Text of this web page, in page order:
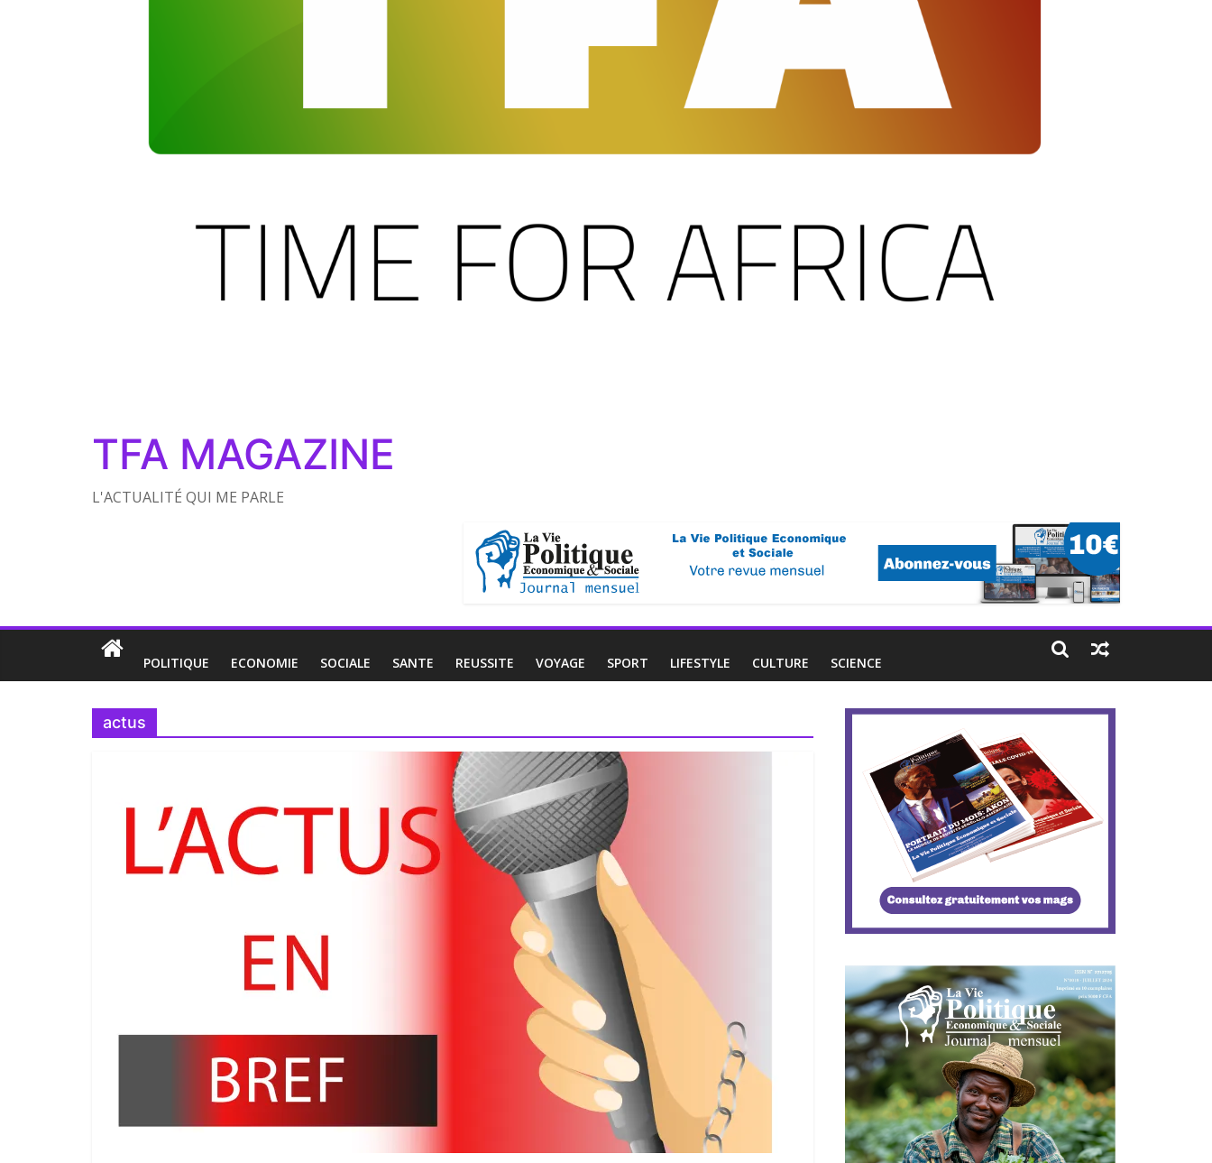
TFA MAGAZINE
L'ACTUALITÉ QUI ME PARLE
POLITIQUE ECONOMIE SOCIALE SANTE REUSSITE VOYAGE SPORT LIFESTYLE CULTURE SCIENCE
actus